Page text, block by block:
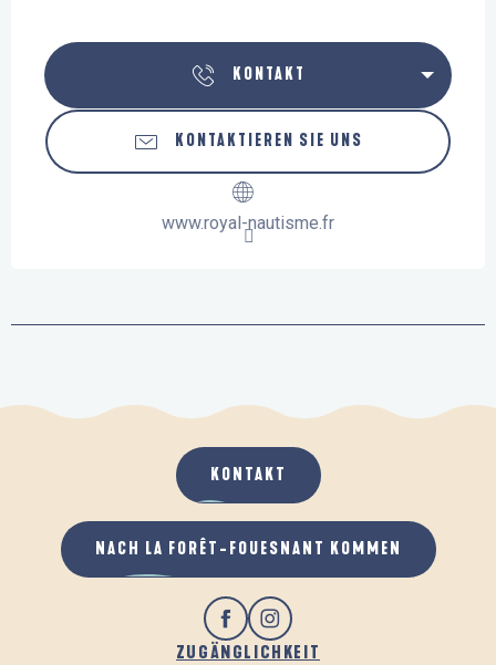
KONTAKT
KONTAKTIEREN SIE UNS
www.royal-nautisme.fr
ZUGÄNGLICHKEIT
KONTAKT
NACH LA FORÊT-FOUESNANT KOMMEN